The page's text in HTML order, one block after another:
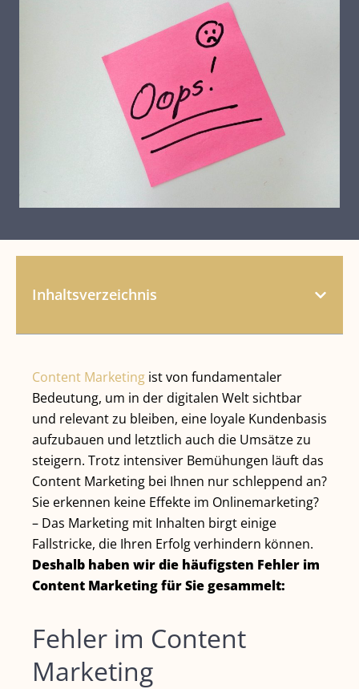
Inhaltsverzeichnis
Content Marketing ist von fundamentaler
Bedeutung, um in der digitalen Welt sichtbar
und relevant zu bleiben, eine loyale Kundenbasis
aufzubauen und letztlich auch die Umsätze zu
steigern. Trotz intensiver Bemühungen läuft das
Content Marketing bei Ihnen nur schleppend an?
Sie erkennen keine Effekte im Onlinemarketing?
– Das Marketing mit Inhalten birgt einige
Fallstricke, die Ihren Erfolg verhindern können.
Deshalb haben wir die häufigsten Fehler im
Content Marketing für Sie gesammelt:
Fehler im Content
Marketing